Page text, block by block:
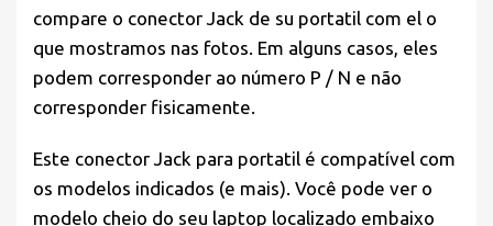
compare o conector Jack de su portatil com el o
que mostramos nas fotos. Em alguns casos, eles
podem corresponder ao número P / N e não
corresponder fisicamente.
Este conector Jack para portatil é compatível com
os modelos indicados (e mais). Você pode ver o
modelo cheio do seu laptop localizado embaixo